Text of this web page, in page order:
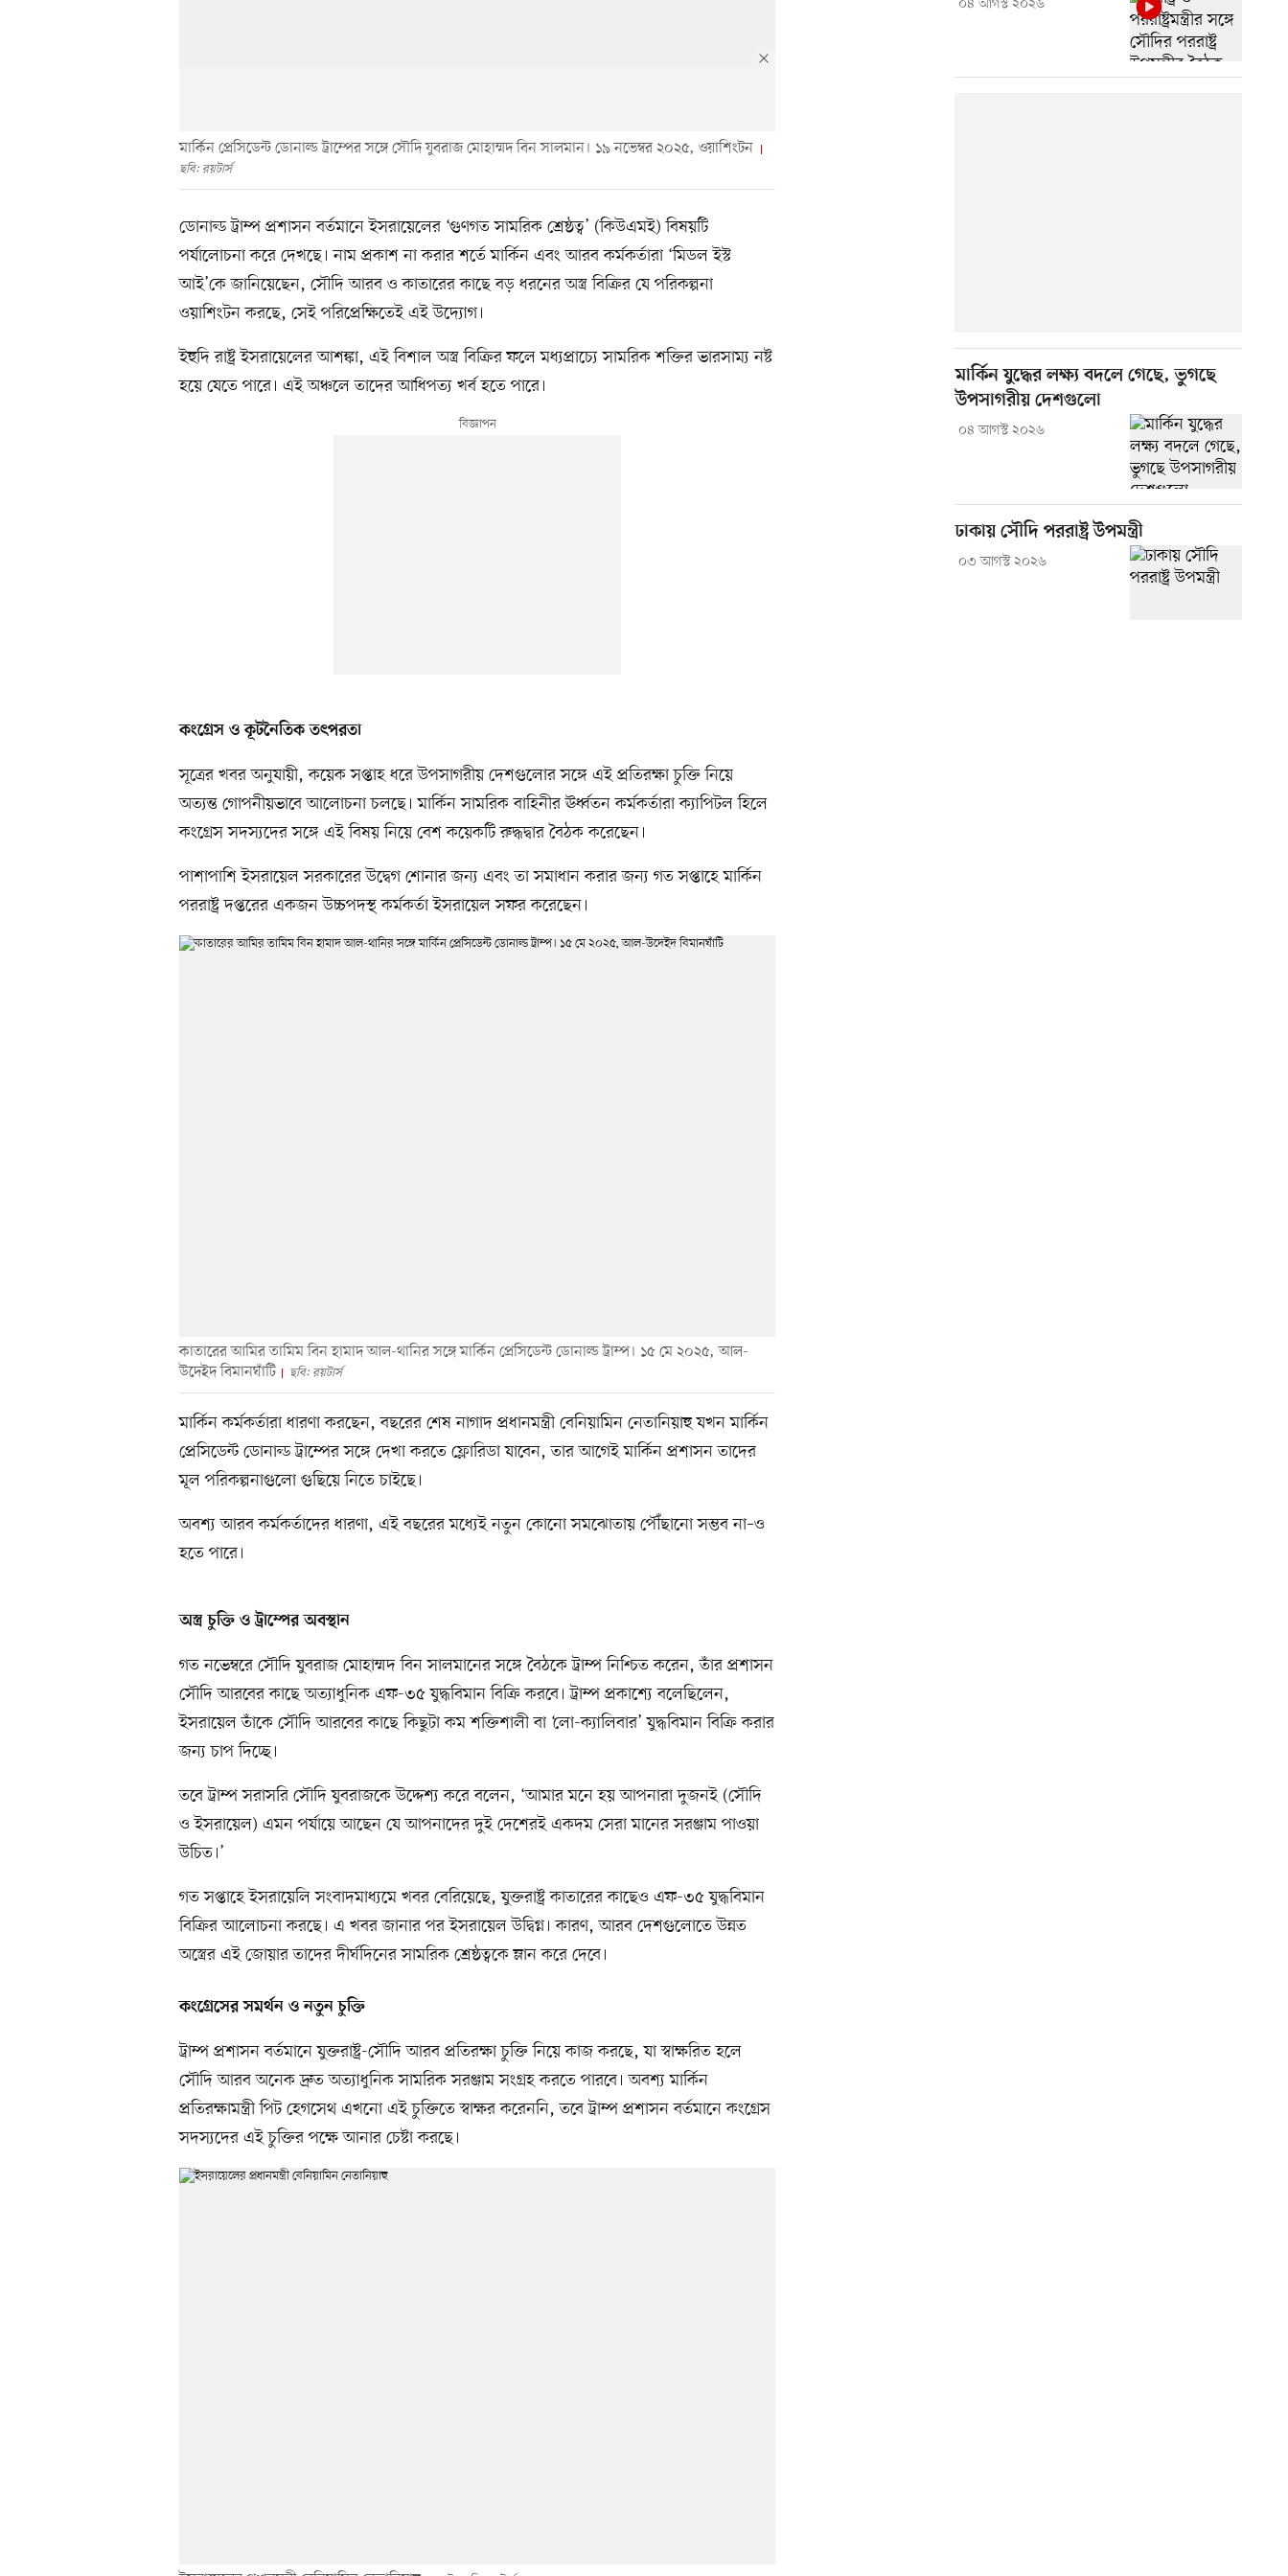
মার্কিন প্রেসিডেন্ট ডোনাল্ড ট্রাম্পের সঙ্গে সৌদি যুবরাজ মোহাম্মদ বিন সালমান। ১৯ নভেম্বর ২০২৫, ওয়াশিংটন
ছবি: রয়টার্স
ডোনাল্ড ট্রাম্প প্রশাসন বর্তমানে ইসরায়েলের ‘গুণগত সামরিক শ্রেষ্ঠত্ব’ (কিউএমই) বিষয়টি
পর্যালোচনা করে দেখছে। নাম প্রকাশ না করার শর্তে মার্কিন এবং আরব কর্মকর্তারা ‘মিডল ইস্ট
আই’কে জানিয়েছেন, সৌদি আরব ও কাতারের কাছে বড় ধরনের অস্ত্র বিক্রির যে পরিকল্পনা
ওয়াশিংটন করছে, সেই পরিপ্রেক্ষিতেই এই উদ্যোগ।
ইহুদি রাষ্ট্র ইসরায়েলের আশঙ্কা, এই বিশাল অস্ত্র বিক্রির ফলে মধ্যপ্রাচ্যে সামরিক শক্তির ভারসাম্য নষ্ট
হয়ে যেতে পারে। এই অঞ্চলে তাদের আধিপত্য খর্ব হতে পারে।
কংগ্রেস ও কূটনৈতিক তৎপরতা
সূত্রের খবর অনুযায়ী, কয়েক সপ্তাহ ধরে উপসাগরীয় দেশগুলোর সঙ্গে এই প্রতিরক্ষা চুক্তি নিয়ে
অত্যন্ত গোপনীয়ভাবে আলোচনা চলছে। মার্কিন সামরিক বাহিনীর ঊর্ধ্বতন কর্মকর্তারা ক্যাপিটল হিলে
কংগ্রেস সদস্যদের সঙ্গে এই বিষয় নিয়ে বেশ কয়েকটি রুদ্ধদ্বার বৈঠক করেছেন।
পাশাপাশি ইসরায়েল সরকারের উদ্বেগ শোনার জন্য এবং তা সমাধান করার জন্য গত সপ্তাহে মার্কিন
পররাষ্ট্র দপ্তরের একজন উচ্চপদস্থ কর্মকর্তা ইসরায়েল সফর করেছেন।
কাতারের আমির তামিম বিন হামাদ আল-থানির সঙ্গে মার্কিন প্রেসিডেন্ট ডোনাল্ড ট্রাম্প। ১৫ মে ২০২৫, আল-
উদেইদ বিমানঘাঁটি
ছবি: রয়টার্স
মার্কিন কর্মকর্তারা ধারণা করছেন, বছরের শেষ নাগাদ প্রধানমন্ত্রী বেনিয়ামিন নেতানিয়াহু যখন মার্কিন
প্রেসিডেন্ট ডোনাল্ড ট্রাম্পের সঙ্গে দেখা করতে ফ্লোরিডা যাবেন, তার আগেই মার্কিন প্রশাসন তাদের
মূল পরিকল্পনাগুলো গুছিয়ে নিতে চাইছে।
অবশ্য আরব কর্মকর্তাদের ধারণা, এই বছরের মধ্যেই নতুন কোনো সমঝোতায় পৌঁছানো সম্ভব না–ও
হতে পারে।
অস্ত্র চুক্তি ও ট্রাম্পের অবস্থান
গত নভেম্বরে সৌদি যুবরাজ মোহাম্মদ বিন সালমানের সঙ্গে বৈঠকে ট্রাম্প নিশ্চিত করেন, তাঁর প্রশাসন
সৌদি আরবের কাছে অত্যাধুনিক এফ-৩৫ যুদ্ধবিমান বিক্রি করবে। ট্রাম্প প্রকাশ্যে বলেছিলেন,
ইসরায়েল তাঁকে সৌদি আরবের কাছে কিছুটা কম শক্তিশালী বা ‘লো-ক্যালিবার’ যুদ্ধবিমান বিক্রি করার
জন্য চাপ দিচ্ছে।
তবে ট্রাম্প সরাসরি সৌদি যুবরাজকে উদ্দেশ্য করে বলেন, ‘আমার মনে হয় আপনারা দুজনই (সৌদি
ও ইসরায়েল) এমন পর্যায়ে আছেন যে আপনাদের দুই দেশেরই একদম সেরা মানের সরঞ্জাম পাওয়া
উচিত।’
গত সপ্তাহে ইসরায়েলি সংবাদমাধ্যমে খবর বেরিয়েছে, যুক্তরাষ্ট্র কাতারের কাছেও এফ-৩৫ যুদ্ধবিমান
বিক্রির আলোচনা করছে। এ খবর জানার পর ইসরায়েল উদ্বিগ্ন। কারণ, আরব দেশগুলোতে উন্নত
অস্ত্রের এই জোয়ার তাদের দীর্ঘদিনের সামরিক শ্রেষ্ঠত্বকে ম্লান করে দেবে।
কংগ্রেসের সমর্থন ও নতুন চুক্তি
ট্রাম্প প্রশাসন বর্তমানে যুক্তরাষ্ট্র-সৌদি আরব প্রতিরক্ষা চুক্তি নিয়ে কাজ করছে, যা স্বাক্ষরিত হলে
সৌদি আরব অনেক দ্রুত অত্যাধুনিক সামরিক সরঞ্জাম সংগ্রহ করতে পারবে। অবশ্য মার্কিন
প্রতিরক্ষামন্ত্রী পিট হেগসেথ এখনো এই চুক্তিতে স্বাক্ষর করেননি, তবে ট্রাম্প প্রশাসন বর্তমানে কংগ্রেস
সদস্যদের এই চুক্তির পক্ষে আনার চেষ্টা করছে।
০৪ আগস্ট ২০২৬
মার্কিন যুদ্ধের লক্ষ্য বদলে গেছে, ভুগছে
উপসাগরীয় দেশগুলো
০৪ আগস্ট ২০২৬
ঢাকায় সৌদি পররাষ্ট্র উপমন্ত্রী
০৩ আগস্ট ২০২৬